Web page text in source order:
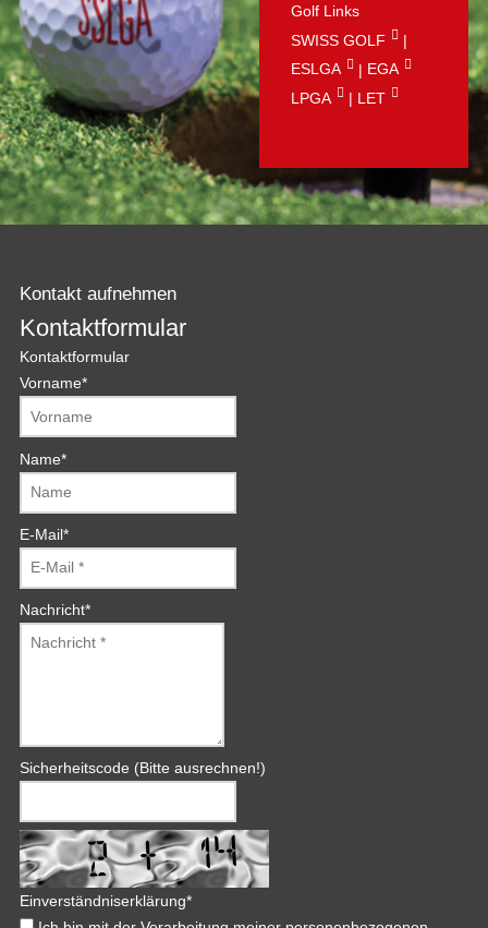
Golf Links
SWISS GOLF
|
ESLGA
| EGA
LPGA
| LET
Kontakt aufnehmen
Kontaktformular
Kontaktformular
Vorname*
Name*
E-Mail*
Nachricht*
Sicherheitscode (Bitte ausrechnen!)
Einverständniserklärung*